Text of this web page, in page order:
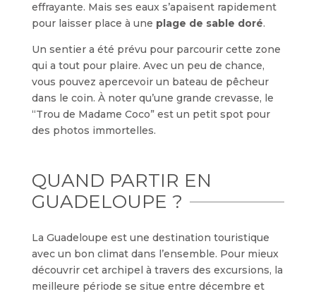
effrayante. Mais ses eaux s’apaisent rapidement
pour laisser place à une plage de sable doré.
Un sentier a été prévu pour parcourir cette zone
qui a tout pour plaire. Avec un peu de chance,
vous pouvez apercevoir un bateau de pêcheur
dans le coin. À noter qu’une grande crevasse, le
“Trou de Madame Coco” est un petit spot pour
des photos immortelles.
QUAND PARTIR EN
GUADELOUPE ?
La Guadeloupe est une destination touristique
avec un bon climat dans l’ensemble. Pour mieux
découvrir cet archipel à travers des excursions, la
meilleure période se situe entre décembre et